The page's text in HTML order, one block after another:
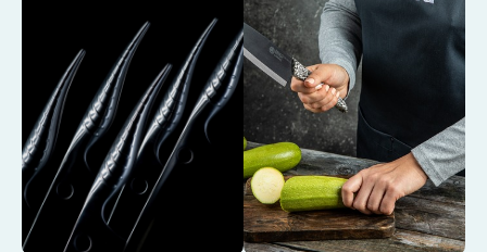
привычного стиля работы.
держатели и подставки.